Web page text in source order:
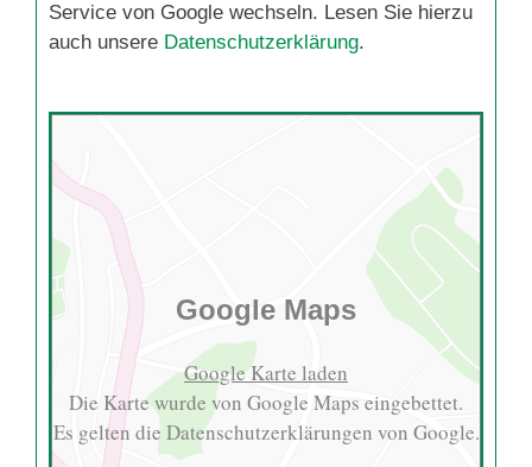
Service von Google wechseln. Lesen Sie hierzu
auch unsere Datenschutzerklärung.
Google Maps
Google Karte laden
Die Karte wurde von Google Maps eingebettet.
Es gelten die Datenschutzerklärungen von Google.